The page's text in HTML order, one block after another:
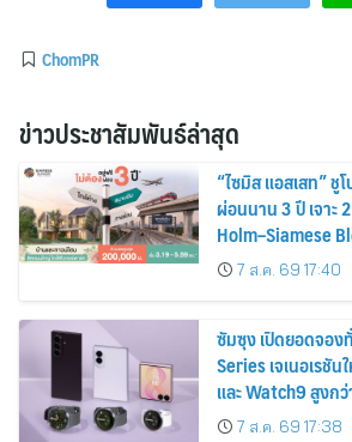
ChomPR
ข่าวประชาสัมพันธ์ล่าสุด
“ไซมิส แอสเสท” ชู
ผ่อนนาน 3 ปี เจาะ
Holm–Siamese
ส่วนลดและสิทธิพิเศ
2569
7 ส.ค. 69 17:40
ซัมซุง เปิดยอดจอง
Series เจเนอเรชั
และ Watch9 สูงก
30%7 ส.ค. 69 17:38